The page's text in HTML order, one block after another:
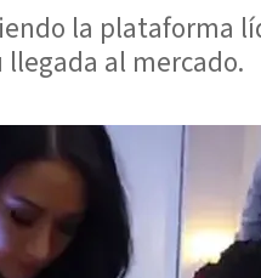
la plataforma
llegada al mercado.